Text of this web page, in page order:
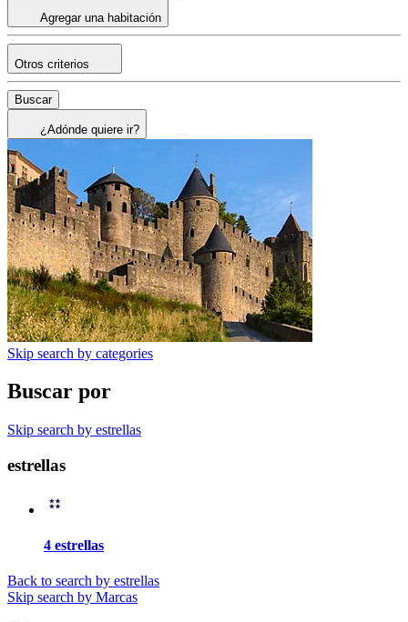
Agregar una habitación
Otros criterios
Buscar
¿Adónde quiere ir?
Skip search by categories
Buscar por
Skip search by estrellas
estrellas
4 estrellas
Back to search by estrellas
Skip search by Marcas